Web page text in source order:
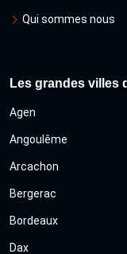
Qui sommes nous
Les grandes villes
Agen
Angoulême
Arcachon
Bergerac
Bordeaux
Dax